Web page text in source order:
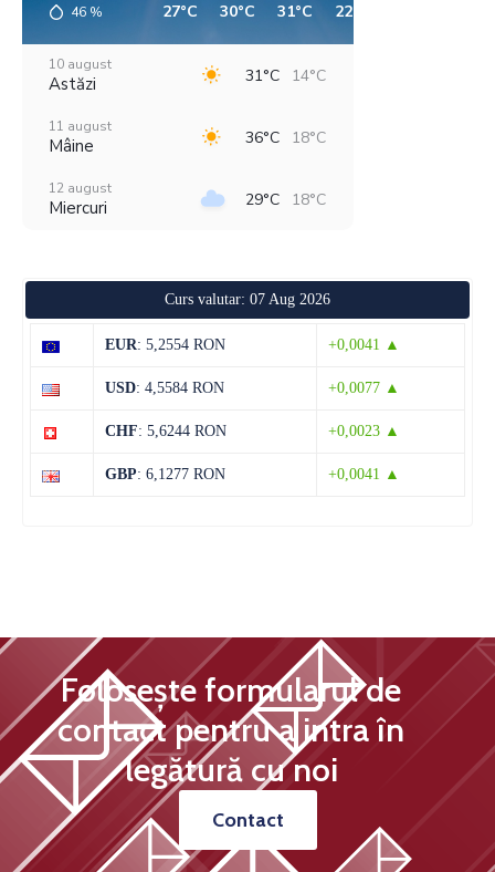
46 % 27°C 30°C 31°C 22°C
10 august
Astăzi 31°C 14°C
11 august
Mâine 36°C 18°C
12 august
Miercuri 29°C 18°C
28°C 13°C
Sâmbătă
16 august
Curs valutar: 07 Aug 2026
EUR: 5,2554 RON +0,0041 ▲
USD: 4,5584 RON +0,0077 ▲
CHF: 5,6244 RON +0,0023 ▲
GBP: 6,1277 RON +0,0041 ▲
Folosește formularul de
contact pentru a intra în
legătură cu noi
Contact